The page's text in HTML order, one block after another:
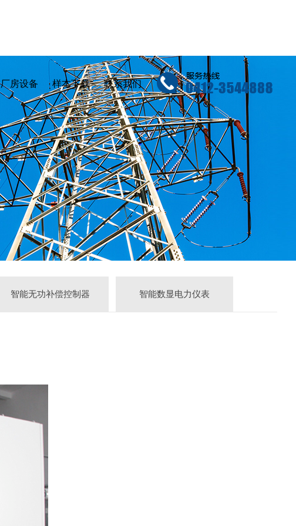
厂房设备 样本下载 联系我们
智能无功补偿控制器 智能数显电力仪表